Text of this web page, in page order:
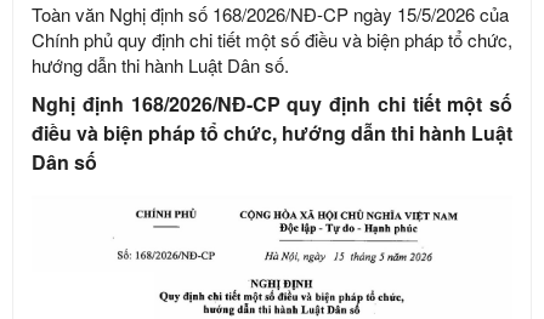
Toàn văn Nghị định số 168/2026/NĐ-CP ngày 15/5/2026 của
Chính phủ quy định chi tiết một số điều và biện pháp tổ chức,
hướng dẫn thi hành Luật Dân số.
Nghị định 168/2026/NĐ-CP quy định chi tiết một số
điều và biện pháp tổ chức, hướng dẫn thi hành Luật
Dân số